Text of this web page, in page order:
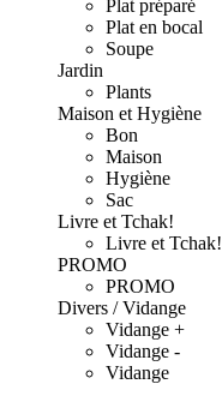
Plat préparé
Plat en bocal
Soupe
Jardin
Plants
Maison et Hygiène
Bon
Maison
Hygiène
Sac
Livre et Tchak!
Livre et Tchak!
PROMO
PROMO
Divers / Vidange
Vidange +
Vidange -
Vidange